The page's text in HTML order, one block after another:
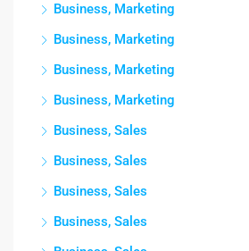
Business, Marketing
Business, Marketing
Business, Marketing
Business, Marketing
Business, Sales
Business, Sales
Business, Sales
Business, Sales